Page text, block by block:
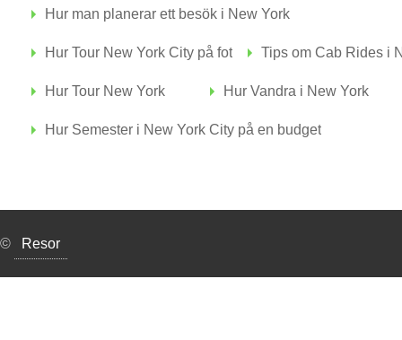
Hur man planerar ett besök i New York
Hur Tour New York City på fot Tips om Cab Rides i
Hur Tour New York Hur Vandra i New York
Hur Semester i New York City på en budget
© Resor